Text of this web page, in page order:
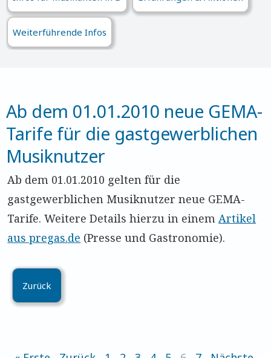
Weiterführende Infos
Ab dem 01.01.2010 neue GEMA-
Ta­ri­fe für die gast­ge­werb­li­chen
Mu­sik­nutzer
Ab dem 01.01.2010 gelten für die
gastgewerblichen Musiknutzer neue GEMA-
Tarife. Weitere Details hierzu in einemArtikel
aus pregas.de (Presse und Gastronomie).
Zurück